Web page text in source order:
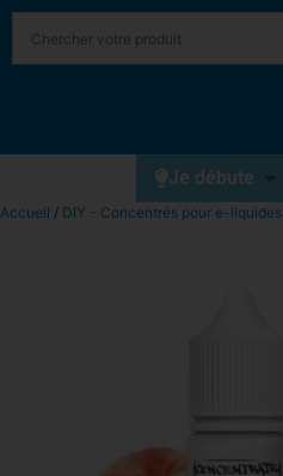
Je débute
Accueil / DIY - Concentrés pour e-liquides